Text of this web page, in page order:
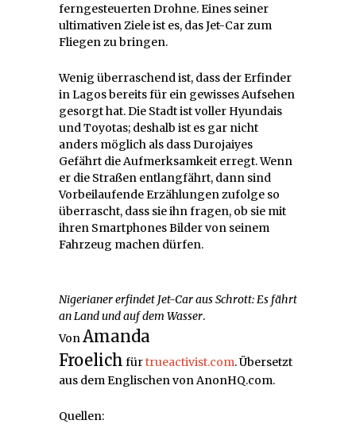
ferngesteuerten Drohne. Eines seiner
ultimativen Ziele ist es, das Jet-Car zum
Fliegen zu bringen.
Wenig überraschend ist, dass der Erfinder
in Lagos bereits für ein gewisses Aufsehen
gesorgt hat. Die Stadt ist voller Hyundais
und Toyotas; deshalb ist es gar nicht
anders möglich als dass Durojaiyes
Gefährt die Aufmerksamkeit erregt. Wenn
er die Straßen entlangfährt, dann sind
Vorbeilaufende Erzählungen zufolge so
überrascht, dass sie ihn fragen, ob sie mit
ihren Smartphones Bilder von seinem
Fahrzeug machen dürfen.
Nigerianer erfindet Jet-Car aus Schrott: Es fährt
an Land und auf dem Wasser.
VonAmanda
Froelich fürtrueactivist.com. Übersetzt
aus dem Englischen von AnonHQ.com.
Quellen: